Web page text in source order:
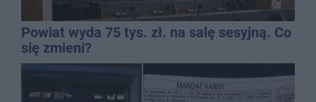
Powiat wyda 75 tys. zł. na salę sesyjną. Co
się zmieni?